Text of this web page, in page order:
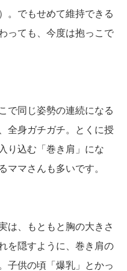
。でもせめて維持できる
っても、今度は抱っこで
で同じ姿勢の連続になる
全身ガチガチ。とくに授
り込む「巻き肩」にな
ママさんも多いです。
は、もともと胸の大きさ
を隠すように、巻き肩の
子供の頃「爆乳」とかっ